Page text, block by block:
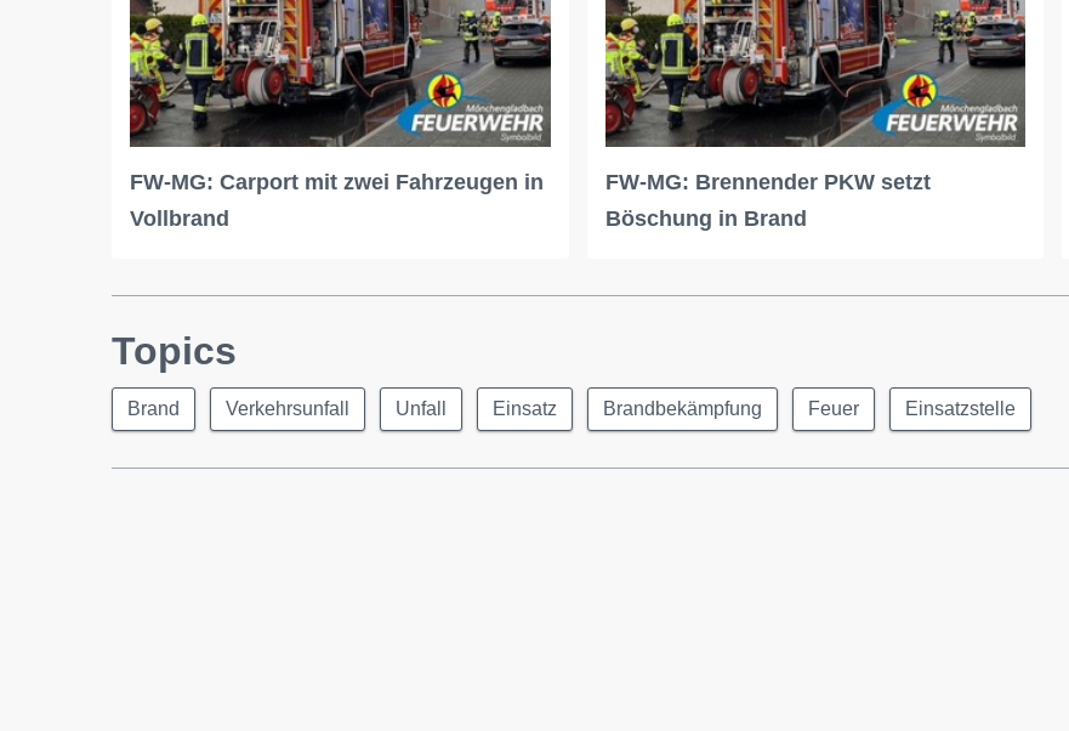
FW-MG: Carport mit zwei Fahrzeugen in
Vollbrand
FW-MG: Brennender PKW setzt
Böschung in Brand
Topics
Brand Verkehrsunfall Unfall Einsatz Brandbekämpfung Feuer Einsatzstelle